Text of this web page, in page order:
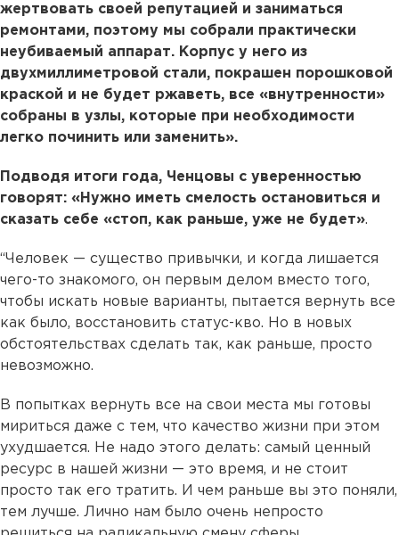
жертвовать своей репутацией и заниматься
ремонтами, поэтому мы собрали практически
неубиваемый аппарат. Корпус у него из
двухмиллиметровой стали, покрашен порошковой
краской и не будет ржаветь, все «внутренности»
собраны в узлы, которые при необходимости
легко починить или заменить».
Подводя итоги года, Ченцовы с уверенностью
говорят: «Нужно иметь смелость остановиться и
сказать себе «стоп, как раньше, уже не будет».
“Человек — существо привычки, и когда лишается
чего-то знакомого, он первым делом вместо того,
чтобы искать новые варианты, пытается вернуть все
как было, восстановить статус-кво. Но в новых
обстоятельствах сделать так, как раньше, просто
невозможно.
В попытках вернуть все на свои места мы готовы
мириться даже с тем, что качество жизни при этом
ухудшается. Не надо этого делать: самый ценный
ресурс в нашей жизни — это время, и не стоит
просто так его тратить. И чем раньше вы это поняли,
тем лучше. Лично нам было очень непросто